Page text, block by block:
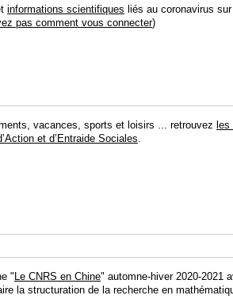
informations scientifiques liés au coronavirus
pas comment vous connecter)
vacances, sports et loisirs ... retrouvez les
et d’Entraide Sociales
"Le CNRS en Chine" automne-hiver 2020-2021
la structuration de la recherche en